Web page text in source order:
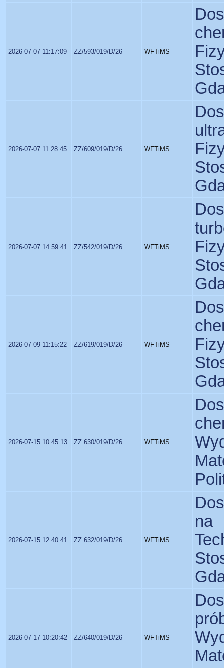
2026-07-07 11:17:09 ZZ/593/019/D/26 WFTiMS
2026-07-07 11:28:45 ZZ/609/019/D/26 WFTiMS
2026-07-07 14:59:41 ZZ/542/019/D/26 WFTiMS
2026-07-09 11:15:22 ZZ/619/019/D/26 WFTiMS
2026-07-15 10:45:13 ZZ 630/019/D/26 WFTiMS
2026-07-15 12:40:41 ZZ 632/019/D/26 WFTiMS
na
2026-07-17 10:20:42 ZZ/640/019/D/26 WFTiMS